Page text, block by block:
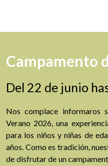
Campamento
Del 22 de junio
Nos complace informaros
Verano 2026, una
para los niños y niñas de
años. Como es tradición,
de disfrutar de un